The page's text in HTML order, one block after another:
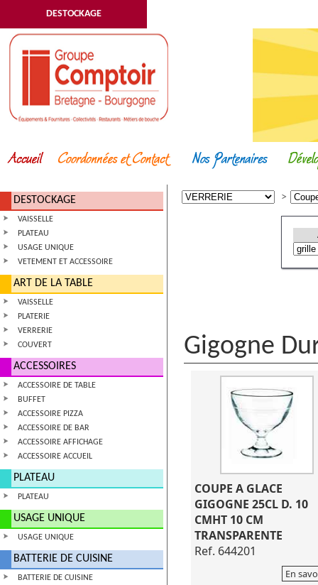
DESTOCKAGE
DESTOCKAGE
VAISSELLE
PLATEAU
USAGE UNIQUE
VETEMENT ET ACCESSOIRE
ART DE LA TABLE
VAISSELLE
PLATERIE
VERRERIE
COUVERT
ACCESSOIRES
ACCESSOIRE DE TABLE
BUFFET
ACCESSOIRE PIZZA
ACCESSOIRE DE BAR
ACCESSOIRE AFFICHAGE
ACCESSOIRE ACCUEIL
PLATEAU
PLATEAU
USAGE UNIQUE
USAGE UNIQUE
BATTERIE DE CUISINE
BATTERIE DE CUISINE
Gigogne
COUPE A GLACE
GIGOGNE 25CL D. 10
CMHT 10 CM
TRANSPARENTE
Ref. 644201
En